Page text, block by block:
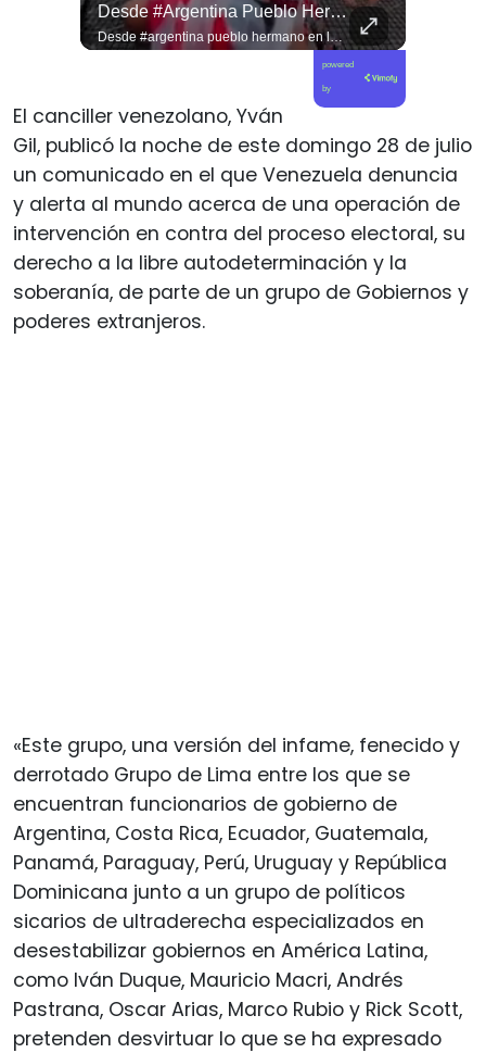
Desde #argentina Pueblo Hermano En La Lucha Contra El Sionismo @laneurona.
Desde #argentina pueblo hermano en la lucha contra el sionismo @laneurona.rebelde y rebelde un compacto de la acción directa ciudadana #noticias
powered
by
El canciller venezolano, Yván
Gil, publicó la noche de este domingo 28 de julio
un comunicado en el que Venezuela denuncia
y alerta al mundo acerca de una operación de
intervención en contra del proceso electoral, su
derecho a la libre autodeterminación y la
soberanía, de parte de un grupo de Gobiernos y
poderes extranjeros.
«Este grupo, una versión del infame, fenecido y
derrotado Grupo de Lima entre los que se
encuentran funcionarios de gobierno de
Argentina, Costa Rica, Ecuador, Guatemala,
Panamá, Paraguay, Perú, Uruguay y República
Dominicana junto a un grupo de políticos
sicarios de ultraderecha especializados en
desestabilizar gobiernos en América Latina,
como Iván Duque, Mauricio Macri, Andrés
Pastrana, Oscar Arias, Marco Rubio y Rick Scott,
pretenden desvirtuar lo que se ha expresado